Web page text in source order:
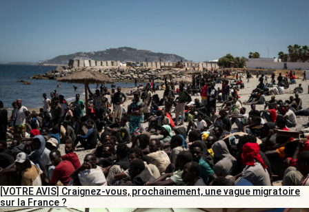
[VOTRE AVIS] Craignez-vous, prochainement, une vague migratoire
sur la France ?